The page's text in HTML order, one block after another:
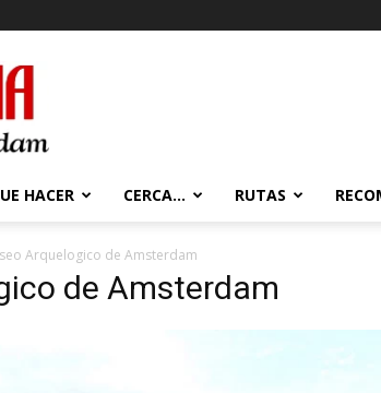
HACER CERCA… RUTAS
Arquelogico de Amsterdam
de Amsterdam